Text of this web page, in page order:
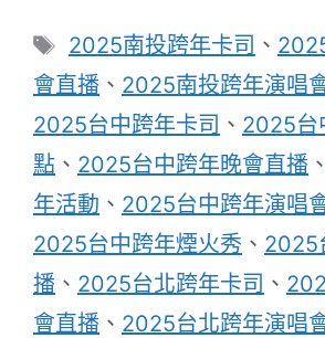
標
籤
2025南投跨年卡司 、
會直播 、 2025南投跨年演唱
2025台中跨年卡司 、 2025台
點 、 2025台中跨年晚會直播 、
年活動 、 2025台中跨年演唱
2025台中跨年煙火秀 、 2025
播 、 2025台北跨年卡司 、
會直播 、 2025台北跨年演唱